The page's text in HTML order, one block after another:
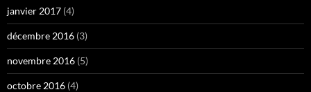
janvier 2017 (4)
décembre 2016 (3)
novembre 2016 (5)
octobre 2016 (4)